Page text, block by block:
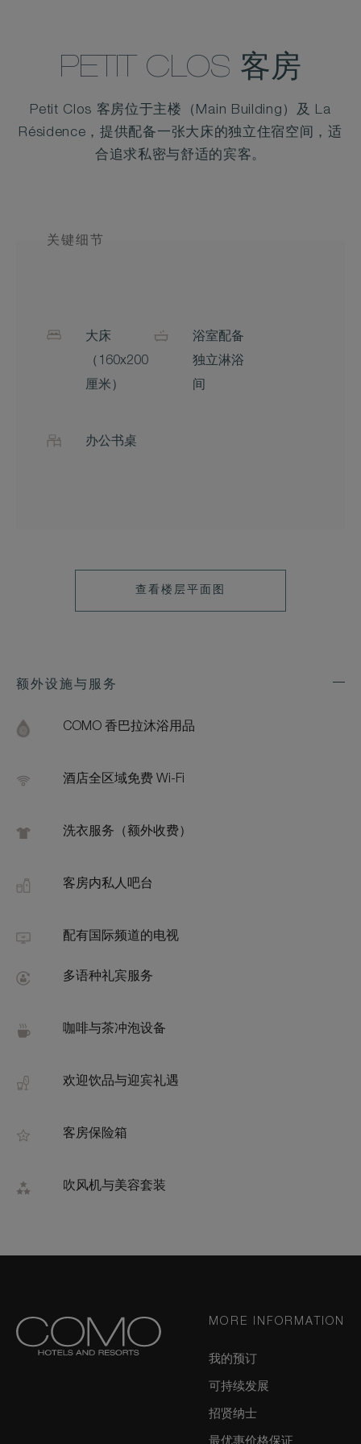
PETIT CLOS 客房
Petit Clos 客房位于主楼（Main Building）及 La
Résidence，提供配备一张大床的独立住宿空间，适
合追求私密与舒适的宾客。
关键细节
大床
（160x200
厘米）
办公书桌
浴室配备
独立淋浴
间
查看楼层平面图
额外设施与服务
COMO 香巴拉沐浴用品
酒店全区域免费 Wi-Fi
洗衣服务（额外收费）
客房内私人吧台
配有国际频道的电视
多语种礼宾服务
咖啡与茶冲泡设备
欢迎饮品与迎宾礼遇
客房保险箱
吹风机与美容套装
MORE INFORMATION
我的预订
可持续发展
招贤纳士